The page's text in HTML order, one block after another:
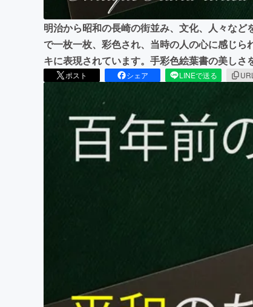
明治から昭和の長崎の街並み、文化、人々な
で一枚一枚、彩色され、当時の人の心に感じ
キに表現されています。手彩色絵葉書の美しさ
ポスト シェア LINEで送る